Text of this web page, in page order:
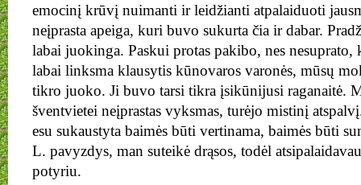
emocinį krūvį nuimanti ir leidžianti atpalaiduoti
neįprasta apeiga, kuri buvo sukurta čia ir dabar.
labai juokinga. Paskui protas pakibo, nes nesuprato,
labai linksma klausytis kūnovaros varonės, mūsų
tikro juoko. Ji buvo tarsi tikra įsikūnijusi raganaitė.
šventvietei neįprastas vyksmas, turėjo mistinį
esu sukaustyta baimės būti vertinama, baimės būti
L. pavyzdys, man suteikė drąsos, todėl
potyriu.